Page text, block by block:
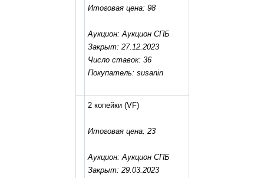
Итоговая цена: 98
Аукцион: Аукцион СПБ
Закрыт: 27.12.2023
Число ставок: 36
Покупатель: susanin
2 копейки(VF)
Итоговая цена: 23
Аукцион: Аукцион СПБ
Закрыт: 29.03.2023